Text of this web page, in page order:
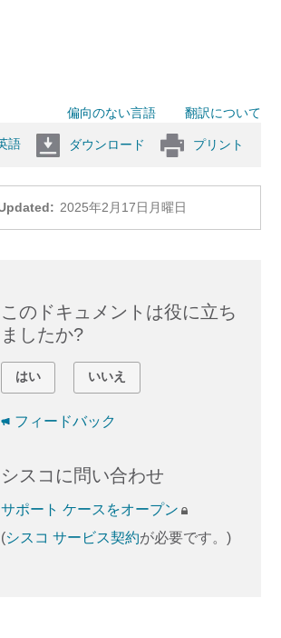
偏向のない言語 翻訳について
語 ダウンロード プリント
2025年2月17日月曜日
このドキュメントは役に立ち
ましたか?
はい いいえ
フィードバック
シスコに問い合わせ
サポート ケースをオープン
(シスコ サービス契約が必要です。)